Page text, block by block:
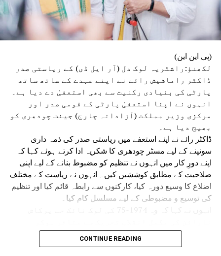
(پی این این)
لکھنؤ:راشٹریہ لوک دل (آر ایل ڈی) کے ریاستی صدر
ڈاکٹر راماشیش رائے نے اپنے عہدے کے ساتھ ساتھ
پارٹی کی بنیادی رکنیت سے بھی استعفیٰ دے دیا ہے۔
انہوں نے اپنا استعفیٰ پارٹی کے قومی صدر اور
مرکزی وزیر مملکت (آزادانہ چارج) جینت چودھری کو
بھیج دیا ہے۔
ڈاکٹر رائے نے اپنے استعفے میں ریاستی صدر کی ذمہ داری
سونپنے کے لیے مسٹر چودھری کا شکریہ ادا کرتے ہوئے کہا کہ
اپنے دورِ کار میں انہوں نے تنظیم کو مضبوط بنانے کے لیے اپنی
صلاحیت کے مطابق کوششیں کیں۔ انہوں نے ریاست کے مختلف
اضلاع کا وسیع دورہ کیا، کارکنوں سے رابطہ قائم کیا اور تنظیم
کی توسیع و مضبوطی کے لیے مسلسل کام کیا۔
سیاست میں آئے تھے۔ اس وقت بدعنوانی، مہنگائی،
بے روزگاری، جمہوری اداروں کے زوال اور حکومت و
CONTINUE READING